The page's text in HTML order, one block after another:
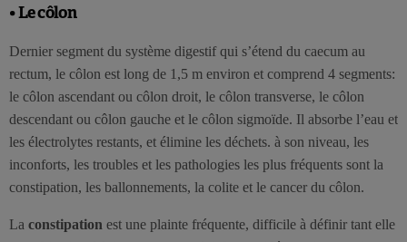
• Le côlon
Dernier segment du système digestif qui s’étend du caecum au
rectum, le côlon est long de 1,5 m environ et comprend 4 segments:
le côlon ascendant ou côlon droit, le côlon transverse, le côlon
descendant ou côlon gauche et le côlon sigmoïde. Il absorbe l’eau et
les électrolytes restants, et élimine les déchets. à son niveau, les
inconforts, les troubles et les pathologies les plus fréquents sont la
constipation, les ballonnements, la colite et le cancer du côlon.
La constipation est une plainte fréquente, difficile à définir tant elle